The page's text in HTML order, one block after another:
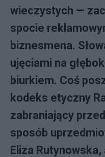
wieczystych —
spocie
biznesmena.
ujęciami na
biurkiem. Coś
kodeks etyczny
zabraniający
sposób
Eliza